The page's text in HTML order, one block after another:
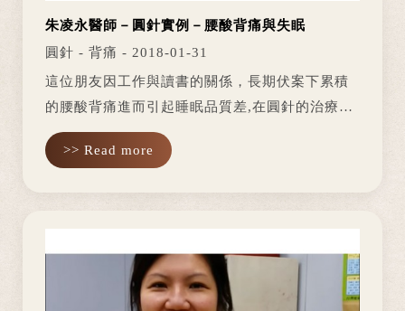
朱凌永醫師－圓針實例－腰酸背痛與失眠
圓針 - 背痛 - 2018-01-31
這位朋友因工作與讀書的關係，長期伏案下累積
的腰酸背痛進而引起睡眠品質差,在圓針的治療
中，解決了他長期的困擾！ 以上案例經當事者同
意，並為真人真實案例絕無捏造、作假。 每種治
>> Read more